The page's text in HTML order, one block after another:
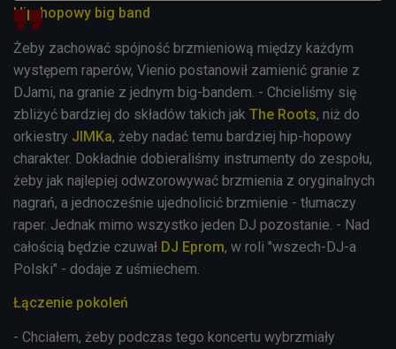
Hip-hopowy big band
Żeby zachować spójność brzmieniową między każdym
występem raperów, Vienio postanowił zamienić granie z
DJami, na granie z jednym big-bandem. - Chcieliśmy się
zbliżyć bardziej do składów takich jak The Roots, niż do
orkiestry JIMKa, żeby nadać temu bardziej hip-hopowy
charakter. Dokładnie dobieraliśmy instrumenty do zespołu,
żeby jak najlepiej odwzorowywać brzmienia z oryginalnych
nagrań, a jednocześnie ujednolicić brzmienie - tłumaczy
raper. Jednak mimo wszystko jeden DJ pozostanie. - Nad
całością będzie czuwał DJ Eprom, w roli "wszech-DJ-a
Polski" - dodaje z uśmiechem.
Łączenie pokoleń
- Chciałem, żeby podczas tego koncertu wybrzmiały